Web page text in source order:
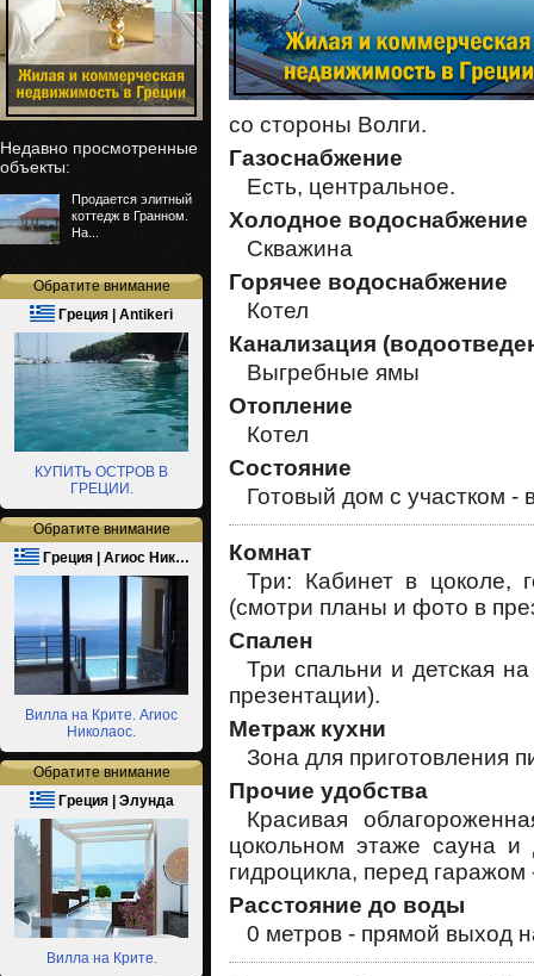
Недавно просмотренные
объекты:
Продается элитный
коттедж в Гранном.
На...
Обратите внимание
Греция | Antikeri
КУПИТЬ ОСТРОВ В
ГРЕЦИИ.
Обратите внимание
Греция | Агиос Ник…
Вилла на Крите. Агиос
Николаос.
Обратите внимание
Греция | Элунда
Вилла на Крите.
со стороны Волги.
Газоснабжение
Есть, центральное.
Холодное водоснабжение
Скважина
Горячее водоснабжение
Котел
Канализация
Выгребные ямы
Отопление
Котел
Состояние
Готовый дом с участком -
Комнат
Три: Кабинет в цоколе,
(смотри планы и фото в
Спален
Три спальни и детская
презентации).
Метраж кухни
Зона для приготовления
Прочие удобства
Красивая
цокольном этаже сауна
гидроцикла, перед гаражом
Расстояние до воды
0 метров - прямой выход